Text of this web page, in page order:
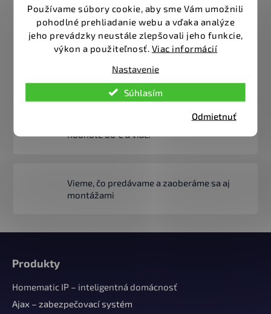
Používame súbory cookie, aby sme Vám umožnili
pohodlné prehliadanie webu a vďaka analýze
jeho prevádzky neustále zlepšovali jeho funkcie,
výkon a použiteľnosť. Viac informácií
Nastavenie
Odmietnuť
Súhlasím
Pre registrovaných zákazníkov zľava 5%
Doprava zdarma platí pri objednávkach v
hodnote 60 € a viac.
Vieme, čo predávame a zaoberáme sa aj
montážami
Produkty
Homematic IP – inteligentná domácnosť
Ajax – zabezpečovací systém